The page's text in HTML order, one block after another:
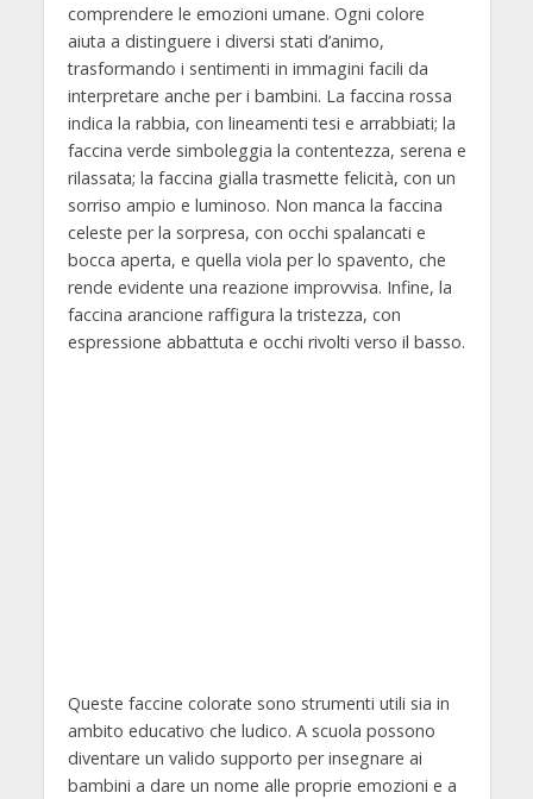
comprendere le emozioni umane. Ogni colore
aiuta a distinguere i diversi stati d’animo,
trasformando i sentimenti in immagini facili da
interpretare anche per i bambini. La faccina rossa
indica la rabbia, con lineamenti tesi e arrabbiati; la
faccina verde simboleggia la contentezza, serena e
rilassata; la faccina gialla trasmette felicità, con un
sorriso ampio e luminoso. Non manca la faccina
celeste per la sorpresa, con occhi spalancati e
bocca aperta, e quella viola per lo spavento, che
rende evidente una reazione improvvisa. Infine, la
faccina arancione raffigura la tristezza, con
espressione abbattuta e occhi rivolti verso il basso.
Queste faccine colorate sono strumenti utili sia in
ambito educativo che ludico. A scuola possono
diventare un valido supporto per insegnare ai
bambini a dare un nome alle proprie emozioni e a